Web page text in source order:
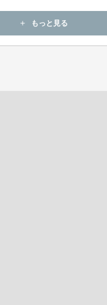
add もっと見る